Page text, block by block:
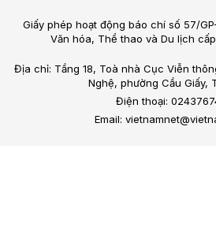
Giấy phép hoạt động báo chí số 57/
Văn hóa, Thể thao và Du lịch
Địa chỉ: Tầng 18, Toà nhà Cục Viễn
Nghệ, phường Cầu Giấy,
Điện thoại:
Email: